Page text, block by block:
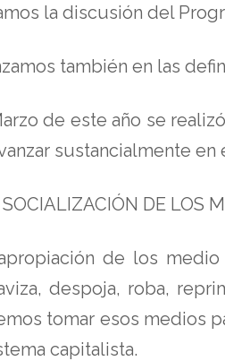
la discusión del
también en las
de este año se
sustancialmente
DE LOS
de los medio
despoja, roba,
tomar esos medios
capitalista.